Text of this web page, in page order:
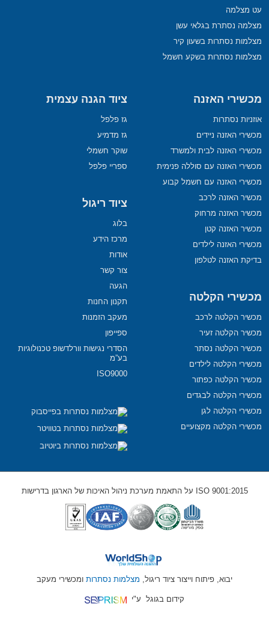
עט מצלמה
מצלמה נסתרת בגלאי עשן
מצלמות נסתרות בשעון קיר
מצלמות נסתרות בשקע חשמל
מכשירי האזנה
אוזניות נסתרות
מכשירי האזנה ניידים
מכשירי האזנה לבית ולמשרד
מכשירי האזנה עם סוללה פנימית
מכשירי האזנה עם חשמל קבוע
מכשיר האזנה לרכב
מכשיר האזנה מרחוק
מכשיר האזנה קטן
מכשירי האזנה לילדים
בדיקת האזנה לטלפון
מכשירי הקלטה
מכשיר הקלטה לרכב
מכשיר הקלטה זעיר
מכשיר הקלטה נסתר
מכשירי הקלטה לילדים
מכשיר הקלטה כפתור
מכשירי הקלטה לבגדים
מכשירי הקלטה לגן
מכשירי הקלטה מקצועיים
ציוד הגנה עצמית
גז פלפל
גז מדמיע
שוקר חשמלי
ספריי פלפל
ציוד ריגול
בלוג
מרכז הידע
אודות
צור קשר
הגעה
תקנון החנות
מעקב הזמנות
ספייפון
הסדרי נגישות וורלדשופ טכנולוגיות
בע”מ
ISO9000
ISO 9001:2015 על התאמת מערכת ניהול האיכות של הארגון בדרישות
יבוא, פיתוח וייצור ציוד ריגול, מצלמות נסתרות ומכשירי מעקב
קידום בגוגל ע"י